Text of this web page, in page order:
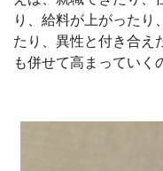
り、給料が上がったり
たり、異性と付き合え
も併せて高まっていく